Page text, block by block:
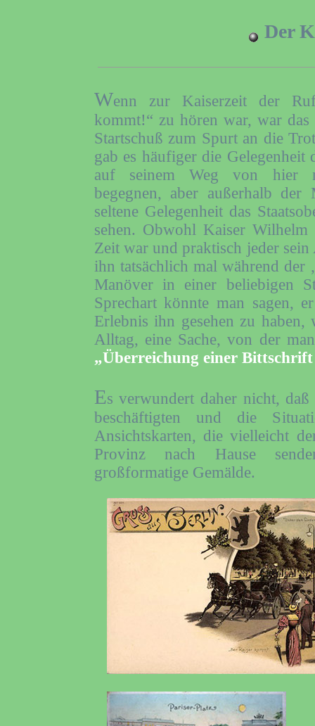
Der
Wenn zur Kaiserzeit der
kommt!“ zu hören war, war das
Startschuß zum Spurt an die
gab es häufiger die Gelegenheit
auf seinem Weg von hier
begegnen, aber außerhalb der
seltene Gelegenheit das
sehen. Obwohl Kaiser
Zeit war und praktisch jeder
ihn tatsächlich mal während der
Manöver in einer beliebigen
Sprechart könnte man sagen,
Erlebnis ihn gesehen zu
Alltag, eine Sache, von der
„Überreichung einer
Es verwundert daher nicht,
beschäftigten und die
Ansichtskarten, die vielleicht
Provinz nach Hause
großformatige Gemälde.